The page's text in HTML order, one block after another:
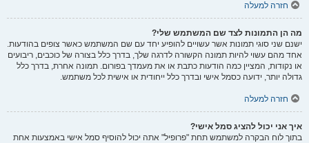
חזרה למעלה
מה הן התמונות לצד שם המשתמש שלי?
ישנם שני סוגי תמונות אשר עשויים להופיע יחד עם שם המשתמש כאשר צופים בהודעות.
אחד מהם עשוי להיות תמונה הקשורה לדרגה שלך, בדרך כלל בצורה של כוכבים, ריבועים
או נקודות, המציין כמה הודעות כתבת או את מעמדך בפורום. תמונה אחרת, בדרך כלל
גדולה יותר, ידועה כסמל אישי ובדרך כלל ייחודית או אישית לכל משתמש.
חזרה למעלה
איך אני יכול להציג סמל אישי?
בתוך לוח הבקרה למשתמש תחת "פרופיל" אתה יכול להוסיף סמל אישי באמצעות אחת